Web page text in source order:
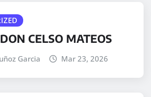
CELSO MATEOS
Garcia Mar 23, 2026